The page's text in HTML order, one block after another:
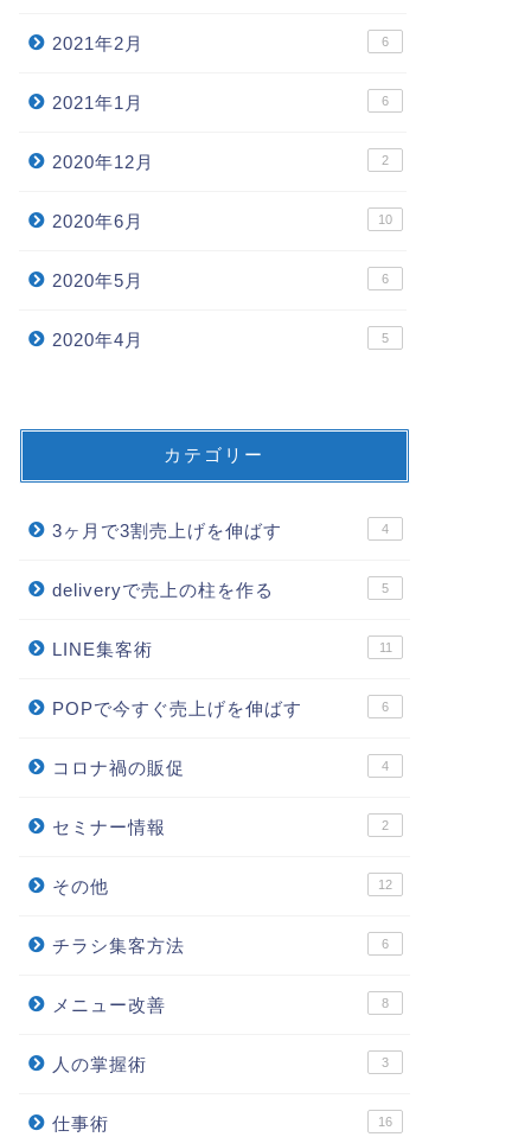
2021年2月 6
2021年1月 6
2020年12月 2
2020年6月 10
2020年5月 6
2020年4月 5
カテゴリー
3ヶ月で3割売上げを伸ばす 4
deliveryで売上の柱を作る 5
LINE集客術 11
POPで今すぐ売上げを伸ばす 6
コロナ禍の販促 4
セミナー情報 2
その他 12
チラシ集客方法 6
メニュー改善 8
人の掌握術 3
仕事術 16